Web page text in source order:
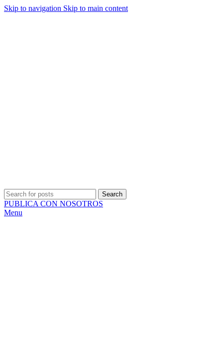
Skip to navigation Skip to main content
Search
PUBLICA CON NOSOTROS
Menu